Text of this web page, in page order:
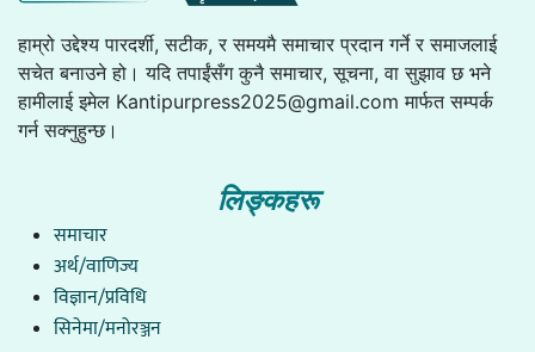
हाम्रो उद्देश्य पारदर्शी, सटीक, र समयमै समाचार प्रदान गर्ने र समाजलाई
सचेत बनाउने हो। यदि तपाईंसँग कुनै समाचार, सूचना, वा सुझाव छ भने
हामीलाई इमेल Kantipurpress2025@gmail.com मार्फत सम्पर्क
गर्न सक्नुहुन्छ।
लिङ्कहरू
समाचार
अर्थ/वाणिज्य
विज्ञान/प्रविधि
सिनेमा/मनोरञ्जन